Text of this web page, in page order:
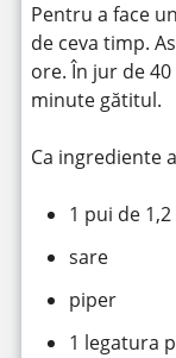
Pentru a face
de ceva timp.
ore. În jur de
minute gătitul.
Ca ingrediente
1 pui de 1,2
sare
piper
1 legatura